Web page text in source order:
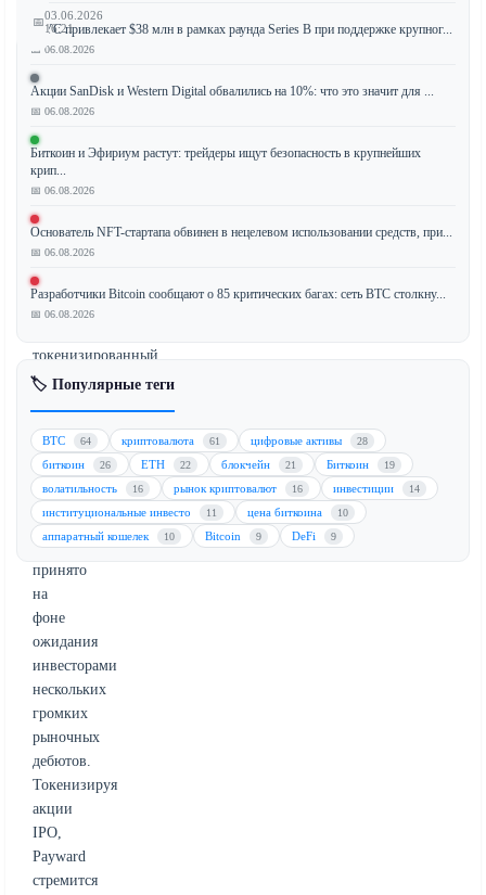
📅03.06.2026
16:21
Payward,
материнская
компания
криптовалютной
биржи
Kraken,
объявила
о
планах
токенизированный
доступ
первичным
публичным
размещениям
(IPO).
Это
решение
принято
на
фоне
ожидания
инвесторами
нескольких
громких
рыночных
дебютов.
Токенизируя
акции
IPO,
Payward
стремится
JPYC привлекает $38 млн в рамках раунда Series B при поддержке крупног...
📅 06.08.2026
Акции SanDisk и Western Digital обвалились на 10%: что это значит для ...
📅 06.08.2026
Биткоин и Эфириум растут: трейдеры ищут безопасность в крупнейших
крип...
📅 06.08.2026
Основатель NFT-стартапа обвинен в нецелевом использовании средств, при...
📅 06.08.2026
Разработчики Bitcoin сообщают о 85 критических багах: сеть BTC столкну...
📅 06.08.2026
🏷️ Популярные теги
BTC 64 криптовалюта 61 цифровые активы 28
биткоин 26 ETH 22 блокчейн 21 Биткоин 19
волатильность 16 рынок криптовалют 16 инвестиции 14
институциональные инвесто 11 цена биткоина 10
аппаратный кошелек 10 Bitcoin 9 DeFi 9